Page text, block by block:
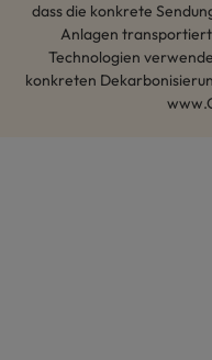
dass die konkrete
Anlagen
Technologien
konkreten